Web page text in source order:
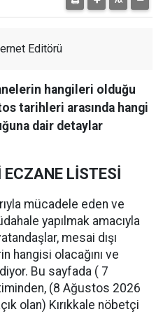
Editörü
hangileri olduğu
tarihleri arasında hangi
dair detaylar
ECZANE LİSTESİ
mücadele eden ve
yapılmak amacıyla
mesai dışı
hangisi olacağını ve
Bu sayfada ( 7
(8 Ağustos 2026
olan) Kırıkkale nöbetçi